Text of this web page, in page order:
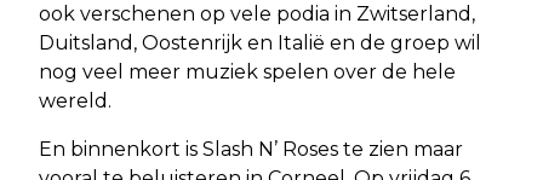
ook verschenen op vele podia in Zwitserland,
Duitsland, Oostenrijk en Italië en de groep wil
nog veel meer muziek spelen over de hele
wereld.
En binnenkort is Slash N’ Roses te zien maar